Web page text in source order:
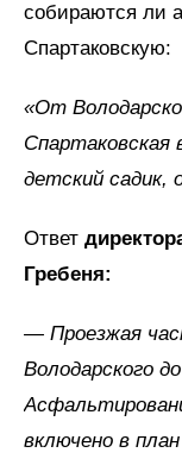
собираются ли
Спартаковскую:
«От
Спартаковская
детский
Ответ
Гребеня:
— Проезжая
Володарского
включено в